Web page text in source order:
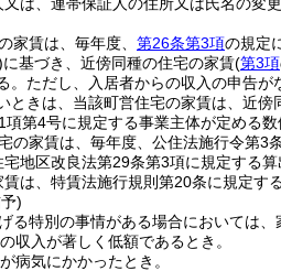
家賃は、毎年度、 第26条第3項の規定
に基づき、近傍同種の住宅の家賃(第3項
。 ただし、入居者からの収入の申告が
ときは、当該町営住宅の家賃は、近傍
第4号に規定する事業主体が定める数
の家賃は、毎年度、公住法施行令第3
地区改良法第29条第3項に規定する
は、特賃法施行規則第20条に規定す
)
る特別の事情がある場合においては
収入が著しく低額であるとき。
病気にかかったとき。